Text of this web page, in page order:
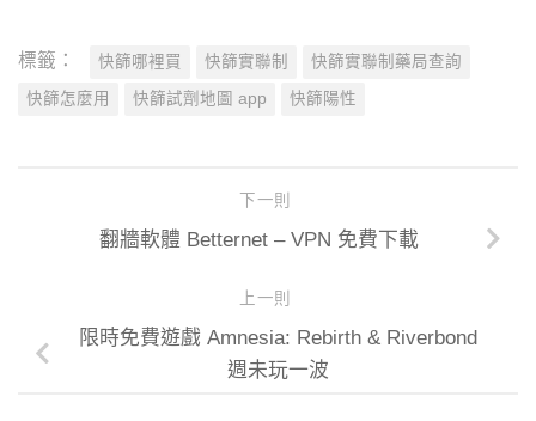
標籤： 快篩哪裡買 快篩實聯制 快篩實聯制藥局查詢
快篩怎麼用 快篩試劑地圖 app 快篩陽性
下一則
翻牆軟體 Betternet – VPN 免費下載
上一則
限時免費遊戲 Amnesia: Rebirth & Riverbond
週未玩一波